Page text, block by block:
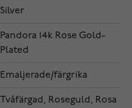
Silver
Pandora 14k Rose Gold-
Plated
Emaljerade/färgrika
Tvåfärgad, Roseguld, Rosa